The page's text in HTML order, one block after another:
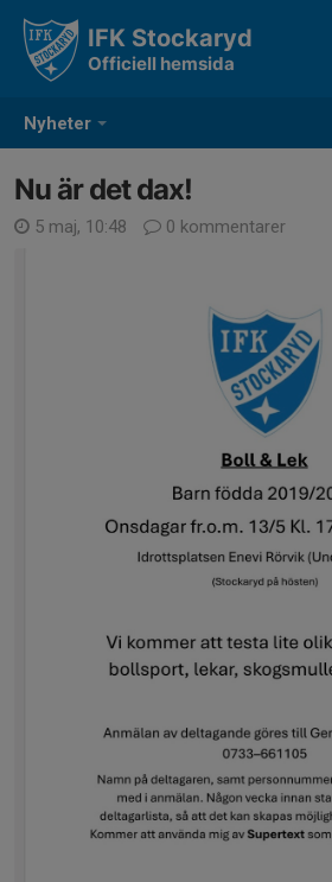
Nyheter
IFK Stockaryd
Officiell hemsida
Nu är det dax!
5 maj, 10:48 0 kommentarer